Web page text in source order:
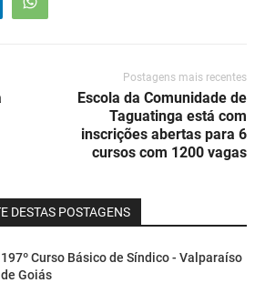
Postagens mais recentes
Escola da Comunidade de
Taguatinga está com
inscrições abertas para 6
cursos com 1200 vagas
DESTAS POSTAGENS
197º Curso Básico de Síndico - Valparaíso
de Goiás